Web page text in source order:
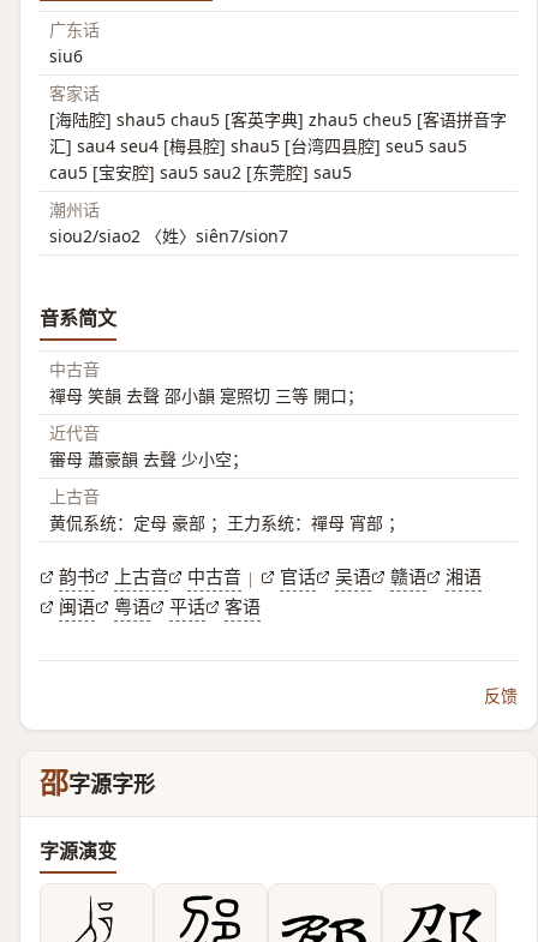
广东话
siu6
客家话
[海陆腔] shau5 chau5 [客英字典] zhau5 cheu5 [客语拼音字
汇] sau4 seu4 [梅县腔] shau5 [台湾四县腔] seu5 sau5
cau5 [宝安腔] sau5 sau2 [东莞腔] sau5
潮州话
siou2/siao2 〈姓〉siên7/sion7
音系简文
中古音
禪母 笑韻 去聲 邵小韻 寔照切 三等 開口；
近代音
審母 蕭豪韻 去聲 少小空；
上古音
黄侃系统：定母 豪部 ；王力系统：禪母 宵部 ；
韵书 上古音 中古音 | 官话 吴语 赣语
湘语
闽语
粤语 平话 客语
反馈
邵字源字形
字源演变